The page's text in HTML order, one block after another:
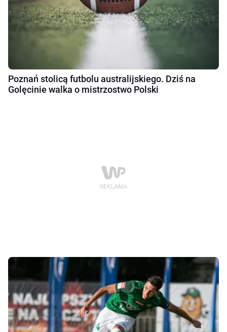
Poznań stolicą futbolu australijskiego. Dziś na
Golęcinie walka o mistrzostwo Polski